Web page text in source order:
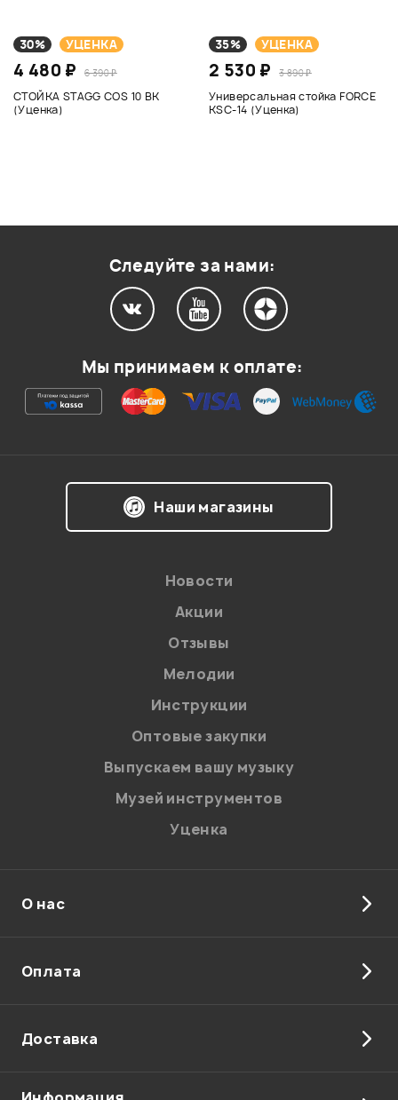
30% УЦЕНКА
4 480 ₽ 6 390 ₽
СТОЙКА STAGG COS 10 BK
(Уценка)
35% УЦЕНКА
2 530 ₽ 3 890 ₽
Универсальная стойка FORCE
KSC-14 (Уценка)
Следуйте за нами:
Мы принимаем к оплате:
Наши магазины
Новости
Акции
Отзывы
Мелодии
Инструкции
Оптовые закупки
Выпускаем вашу музыку
Музей инструментов
Уценка
О нас
Оплата
Доставка